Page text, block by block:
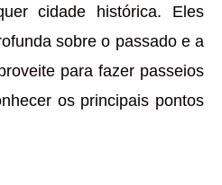
cidade histórica. Eles
sobre o passado e a
para fazer passeios
os principais pontos